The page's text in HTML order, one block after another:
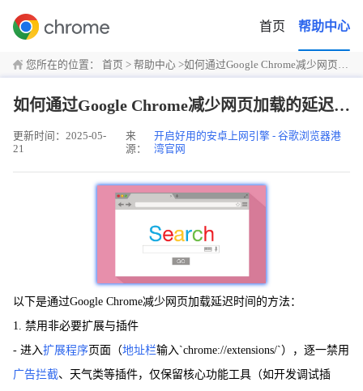
首页 帮助中心
您所在的位置： 首页 > 帮助中心 >如何通过Google Chrome减少网页加载的延迟时间
如何通过Google Chrome减少网页加载的延迟时间
更新时间：2025-05-
21
来
源：
开启好用的安卓上网引擎 - 谷歌浏览器港
湾官网
以下是通过Google Chrome减少网页加载延迟时间的方法：
1. 禁用非必要扩展与插件
- 进入扩展程序页面（地址栏输入`chrome://extensions/`），逐一禁用
广告拦截、天气类等插件，仅保留核心功能工具（如开发调试插